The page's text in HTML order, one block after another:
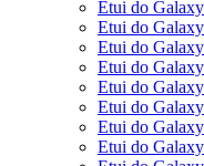
Etui do
Etui do
Etui do
Etui do
Etui do
Etui do
Etui do
Etui do